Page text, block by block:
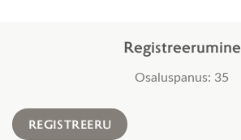
Registreerumine
Osaluspanus: 35
REGISTREERU